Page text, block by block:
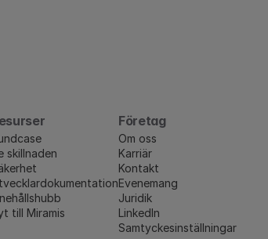
skillnaden
till Miramis
Företag
Om oss
Karriär
Kontakt
Evenemang
Juridik
LinkedIn
Samtyckesinställningar